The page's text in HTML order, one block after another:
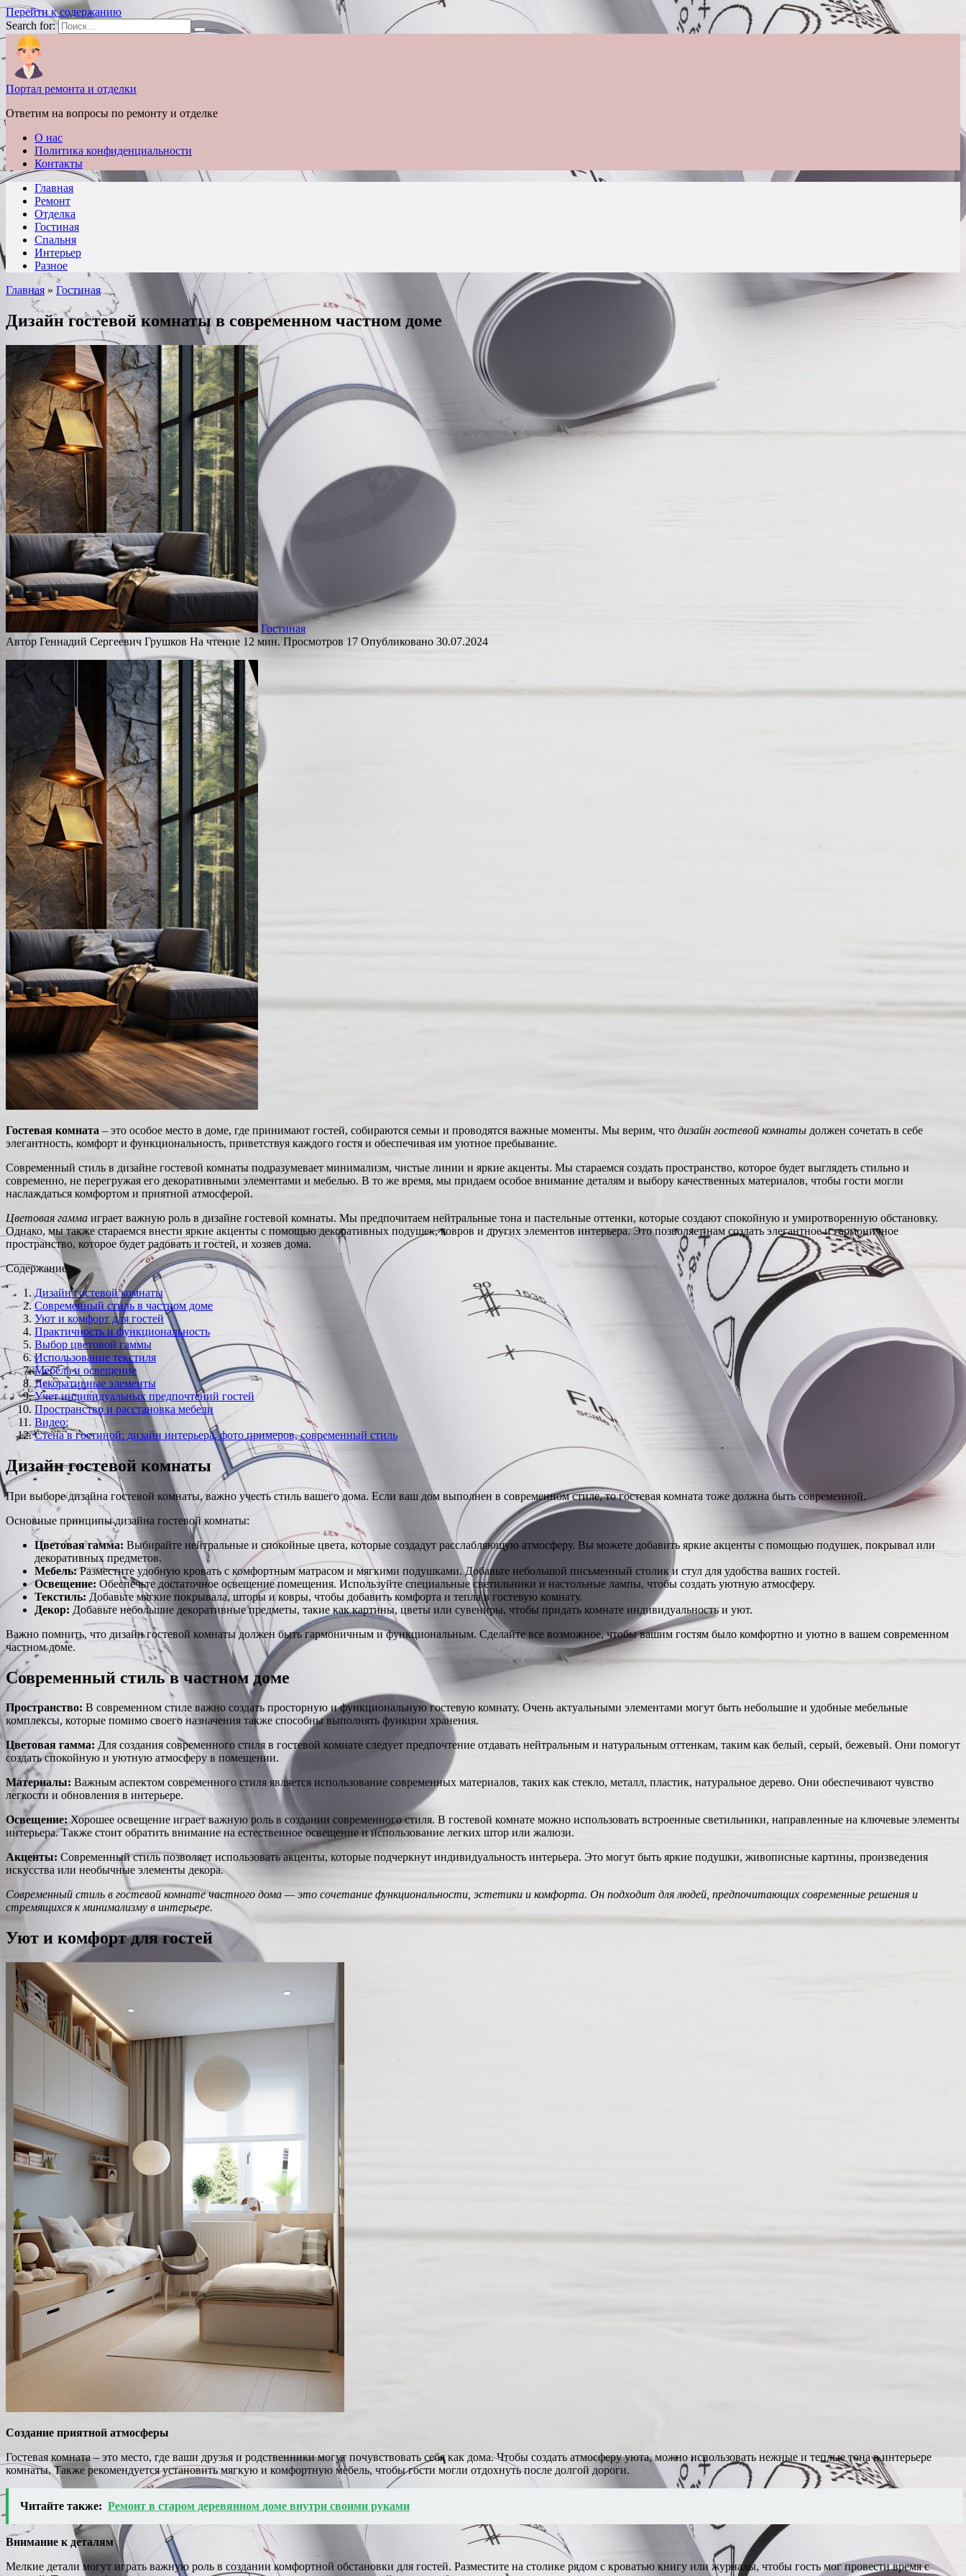
Перейти к содержанию
Search for:
Портал ремонта и отделки
Ответим на вопросы по ремонту и отделке
О нас
Политика конфиденциальности
Контакты
Главная
Ремонт
Отделка
Гостиная
Спальня
Интерьер
Разное
Главная » Гостиная
Дизайн гостевой комнаты в современном частном доме
Гостиная
Автор Геннадий Сергеевич Грушков На чтение 12 мин. Просмотров 17 Опубликовано 30.07.2024
Гостевая комната – это особое место в доме, где принимают гостей, собираются семьи и проводятся важные моменты. Мы верим, что дизайн гостевой комнаты должен сочетать в себе
элегантность, комфорт и функциональность, приветствуя каждого гостя и обеспечивая им уютное пребывание.
Современный стиль в дизайне гостевой комнаты подразумевает минимализм, чистые линии и яркие акценты. Мы стараемся создать пространство, которое будет выглядеть стильно и
современно, не перегружая его декоративными элементами и мебелью. В то же время, мы придаем особое внимание деталям и выбору качественных материалов, чтобы гости могли
наслаждаться комфортом и приятной атмосферой.
Цветовая гамма играет важную роль в дизайне гостевой комнаты. Мы предпочитаем нейтральные тона и пастельные оттенки, которые создают спокойную и умиротворенную обстановку.
Однако, мы также стараемся внести яркие акценты с помощью декоративных подушек, ковров и других элементов интерьера. Это позволяет нам создать элегантное и гармоничное
пространство, которое будет радовать и гостей, и хозяев дома.
Содержание
Дизайн гостевой комнаты
Современный стиль в частном доме
Уют и комфорт для гостей
Практичность и функциональность
Выбор цветовой гаммы
Использование текстиля
Мебель и освещение
Декоративные элементы
Учет индивидуальных предпочтений гостей
Пространство и расстановка мебели
Видео:
Стена в гостиной: дизайн интерьера, фото примеров, современный стиль
Дизайн гостевой комнаты
При выборе дизайна гостевой комнаты, важно учесть стиль вашего дома. Если ваш дом выполнен в современном стиле, то гостевая комната тоже должна быть современной.
Основные принципы дизайна гостевой комнаты:
Цветовая гамма: Выбирайте нейтральные и спокойные цвета, которые создадут расслабляющую атмосферу. Вы можете добавить яркие акценты с помощью подушек, покрывал или
декоративных предметов.
Мебель:Разместите удобную кровать с комфортным матрасом и мягкими подушками. Добавьте небольшой письменный столик и стул для удобства ваших гостей.
Освещение: Обеспечьте достаточное освещение помещения. Используйте специальные светильники и настольные лампы, чтобы создать уютную атмосферу.
Текстиль: Добавьте мягкие покрывала, шторы и ковры, чтобы добавить комфорта и тепла в гостевую комнату.
Декор: Добавьте небольшие декоративные предметы, такие как картины, цветы или сувениры, чтобы придать комнате индивидуальность и уют.
Важно помнить, что дизайн гостевой комнаты должен быть гармоничным и функциональным. Сделайте все возможное, чтобы вашим гостям было комфортно и уютно в вашем современном
частном доме.
Современный стиль в частном доме
Пространство: В современном стиле важно создать просторную и функциональную гостевую комнату. Очень актуальными элементами могут быть небольшие и удобные мебельные
комплексы, которые помимо своего назначения также способны выполнять функции хранения.
Цветовая гамма: Для создания современного стиля в гостевой комнате следует предпочтение отдавать нейтральным и натуральным оттенкам, таким как белый, серый, бежевый. Они помогут
создать спокойную и уютную атмосферу в помещении.
Материалы: Важным аспектом современного стиля является использование современных материалов, таких как стекло, металл, пластик, натуральное дерево. Они обеспечивают чувство
легкости и обновления в интерьере.
Освещение:Хорошее освещение играет важную роль в создании современного стиля. В гостевой комнате можно использовать встроенные светильники, направленные на ключевые элементы
интерьера. Также стоит обратить внимание на естественное освещение и использование легких штор или жалюзи.
Акценты: Современный стиль позволяет использовать акценты, которые подчеркнут индивидуальность интерьера. Это могут быть яркие подушки, живописные картины, произведения
искусства или необычные элементы декора.
Современный стиль в гостевой комнате частного дома — это сочетание функциональности, эстетики и комфорта. Он подходит для людей, предпочитающих современные решения и
стремящихся к минимализму в интерьере.
Уют и комфорт для гостей
Создание приятной атмосферы
Гостевая комната – это место, где ваши друзья и родственники могут почувствовать себя как дома. Чтобы создать атмосферу уюта, можно использовать нежные и теплые тона в интерьере
комнаты. Также рекомендуется установить мягкую и комфортную мебель, чтобы гости могли отдохнуть после долгой дороги.
Читайте также: Ремонт в старом деревянном доме внутри своими руками
Внимание к деталям
Мелкие детали могут играть важную роль в создании комфортной обстановки для гостей. Разместите на столике рядом с кроватью книгу или журналы, чтобы гость мог провести время с